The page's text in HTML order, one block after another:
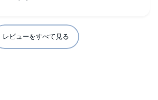
ようなカフェがあれば心を休めに行ってみ
かな優しい気持ちで聞くことができまし
レビューをすべて見る